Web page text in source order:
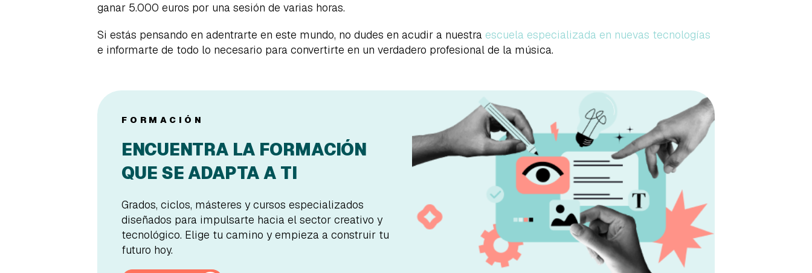
ganar 5.000 euros por una sesión de varias horas.
Si estás pensando en adentrarte en este mundo, no dudes en acudir a nuestra escuela especializada en nuevas tecnologías
e informarte de todo lo necesario para convertirte en un verdadero profesional de la música.
FORMACIÓN
ENCUENTRA LA FORMACIÓN
QUE SE ADAPTA A TI
Grados, ciclos, másteres y cursos especializados
diseñados para impulsarte hacia el sector creativo y
tecnológico. Elige tu camino y empieza a construir tu
futuro hoy.